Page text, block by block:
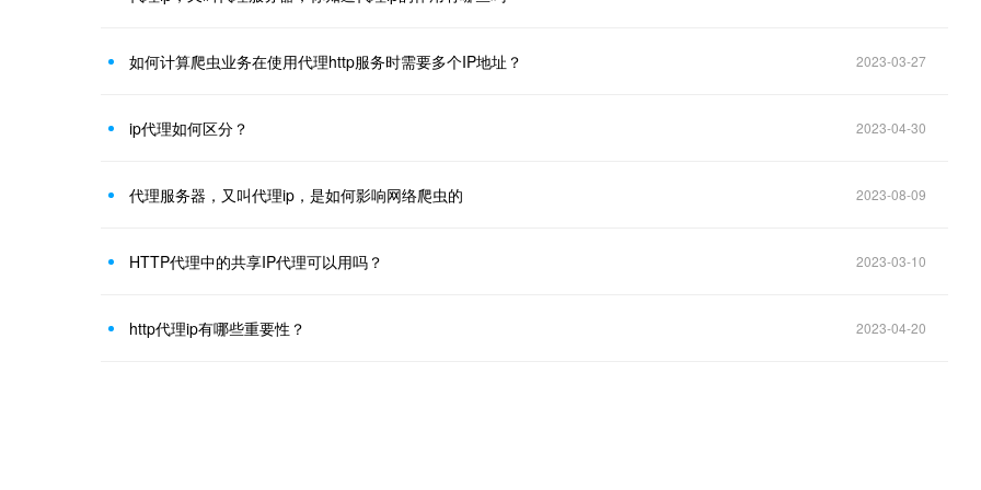
如何计算爬虫业务在使用代理http服务时需要多个IP地址？ 2023-03-27
ip代理如何区分？ 2023-04-30
代理服务器，又叫代理ip，是如何影响网络爬虫的 2023-08-09
HTTP代理中的共享IP代理可以用吗？ 2023-03-10
http代理ip有哪些重要性？ 2023-04-20